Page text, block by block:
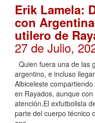
Erik Lamela:
con
utilero de
27 de Julio,
Quien fuera una de las
argentino, e incluso
Albiceleste
en Rayados, aunque
atención.El exfutbolista
parte del cuerpo técnico